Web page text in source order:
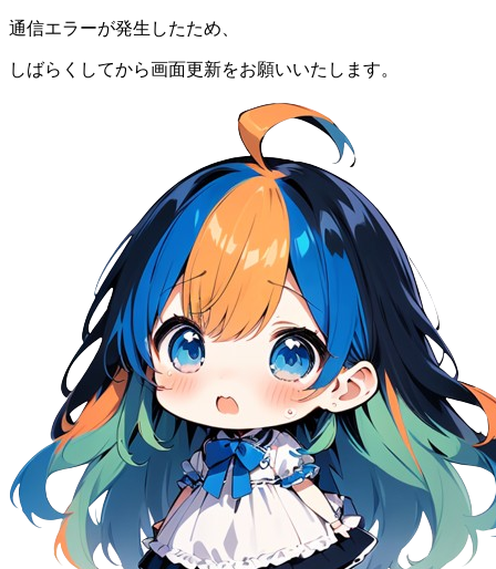
通信エラーが発生したため、
しばらくしてから画面更新をお願いいたします。